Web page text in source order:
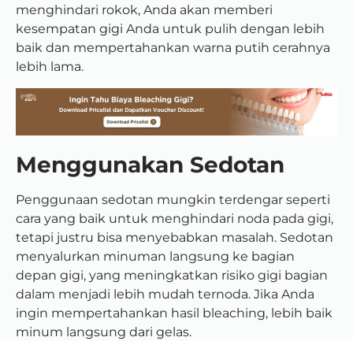
menghindari rokok, Anda akan memberi
kesempatan gigi Anda untuk pulih dengan lebih
baik dan mempertahankan warna putih cerahnya
lebih lama.
Menggunakan Sedotan
Penggunaan sedotan mungkin terdengar seperti
cara yang baik untuk menghindari noda pada gigi,
tetapi justru bisa menyebabkan masalah. Sedotan
menyalurkan minuman langsung ke bagian
depan gigi, yang meningkatkan risiko gigi bagian
dalam menjadi lebih mudah ternoda. Jika Anda
ingin mempertahankan hasil bleaching, lebih baik
minum langsung dari gelas.